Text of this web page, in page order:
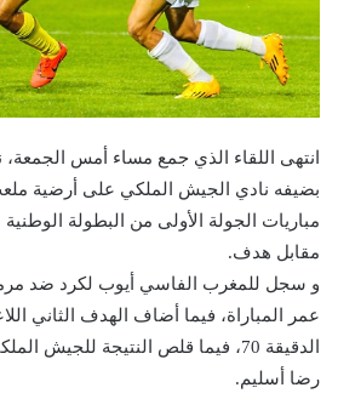
انتهى اللقاء الذي جمع مساء أمس
بضيفه نادي الجيش الملكي على أرضية
مباريات الجولة الأولى من البطولة
مقابل هدف.
عمر المباراة، فيما أضاف الهدف الثاني
رضا أسليم.